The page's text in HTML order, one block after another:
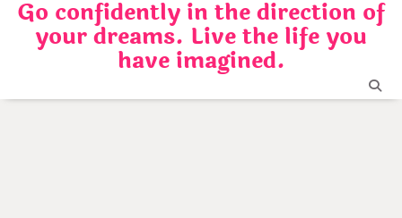
Skip
content
Go confidently in the direction of
your dreams. Live the life you
have imagined.